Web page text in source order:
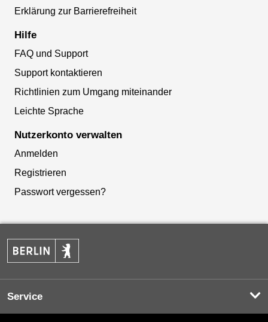
Erklärung zur Barrierefreiheit
Hilfe
FAQ und Support
Support kontaktieren
Richtlinien zum Umgang miteinander
Leichte Sprache
Nutzerkonto verwalten
Anmelden
Registrieren
Passwort vergessen?
Service